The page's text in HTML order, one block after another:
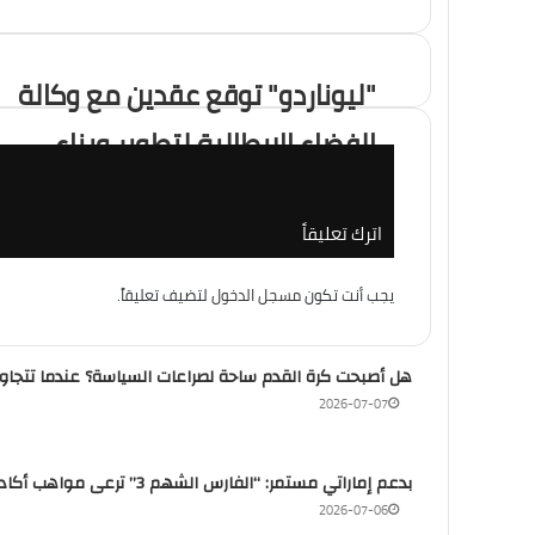
منذ أسبوعين
باب المندب.. لماذا أصبحت إيران والحوثيون
"ليوناردو" توقع عقدين مع وكالة
الفضاء الإيطالية لتطوير وبناء
اترك تعليقاً
يجب أنت تكونمسجل الدخوللتضيف تعليقاً.
هل أصبحت كرة القدم ساحة لصراعات السياسة؟ عندما
2026-07-07
بدعم إماراتي مستمر: “الفارس الشهم 3” ترعى مواهب أكاديمية الاتحاد الرياضية
2026-07-06